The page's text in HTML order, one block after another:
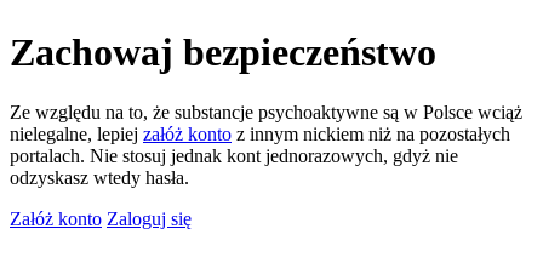
Zachowaj bezpieczeństwo
Ze względu na to, że substancje psychoaktywne są w Polsce wciąż
nielegalne, lepiej załóż konto z innym nickiem niż na pozostałych
portalach. Nie stosuj jednak kont jednorazowych, gdyż nie
odzyskasz wtedy hasła.
Załóż konto Zaloguj się